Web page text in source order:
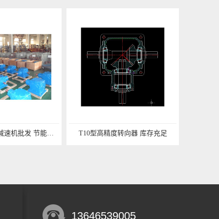
浙江新诚T系列减速机批发 节能环保 T10型高精度转向器 库存充足
13646539005